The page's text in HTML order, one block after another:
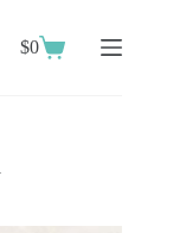
Shopping
$0